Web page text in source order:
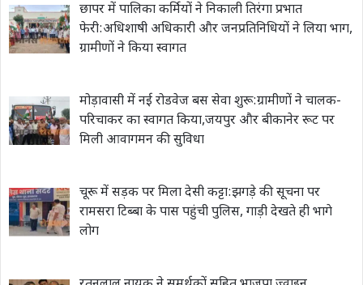
छापर में पालिका कर्मियों ने निकाली तिरंगा प्रभात
फेरी:अधिशाषी अधिकारी और जनप्रतिनिधियों ने लिया भाग,
ग्रामीणों ने किया स्वागत
मोड़ावासी में नई रोडवेज बस सेवा शुरू:ग्रामीणों ने चालक-
परिचाकर का स्वागत किया,जयपुर और बीकानेर रूट पर
मिली आवागमन की सुविधा
चूरू में सड़क पर मिला देसी कट्टा:झगड़े की सूचना पर
रामसरा टिब्बा के पास पहुंची पुलिस, गाड़ी देखते ही भागे
लोग